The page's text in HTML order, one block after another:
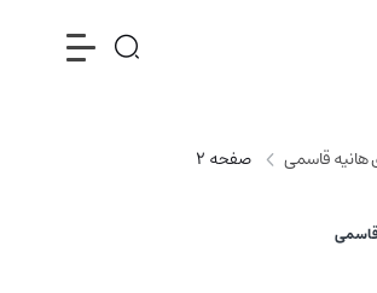
هانیه قاسمی صفحه 2